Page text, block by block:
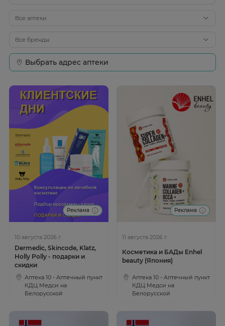
Все аптеки
Все бренды
Выбрать адрес аптеки
Реклама
10 августа 2026 г.
Dermedic, Skincode, Klatz,
Holly Polly - подарки и
скидки
Аптека 10 - Аптечный пункт
КДЦ Медси на
Белорусской
Реклама
11 августа 2026 г.
Косметика и БАДы Enhel
beauty (Япония)
Аптека 10 - Аптечный пункт
КДЦ Медси на
Белорусской